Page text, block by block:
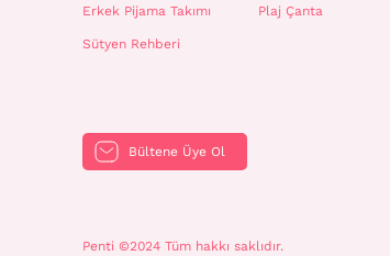
Erkek Pijama Takımı
Sütyen Rehberi
Plaj Çanta
Bültene Üye Ol
Penti ©2024 Tüm hakkı saklıdır.